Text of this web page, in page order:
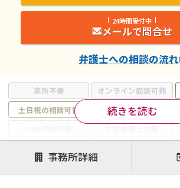
来所不要 オンライン面談可能
土日祝の相談可能
19時以降電話可能
注力案件
離婚前相談
離婚調停
続きを読む
24時間受付中
メールで問合せ
弁護士への相談の流れ
事務所詳細